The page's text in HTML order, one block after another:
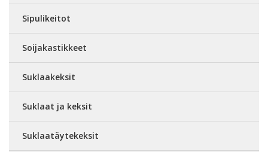
Sipulikeitot
Soijakastikkeet
Suklaakeksit
Suklaat ja keksit
Suklaatäytekeksit